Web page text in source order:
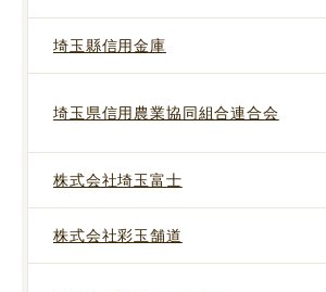
埼玉縣信用金庫
埼玉県信用農業協同組合連合会
株式会社埼玉富士
株式会社彩玉舗道